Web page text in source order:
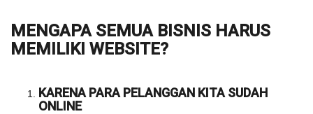
MENGAPA SEMUA BISNIS HARUS
MEMILIKI WEBSITE?
KARENA PARA PELANGGAN KITA SUDAH
ONLINE